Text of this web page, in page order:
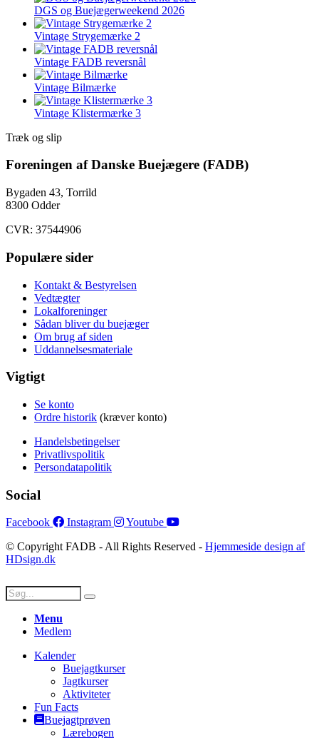
DGS og Buejægerweekend 2026
Vintage Strygemærke 2
Vintage FADB reversnål
Vintage Bilmærke
Vintage Klistermærke 3
Træk og slip
Foreningen af Danske Buejægere (FADB)
Bygaden 43, Torrild
8300 Odder
CVR: 37544906
Populære sider
Kontakt & Bestyrelsen
Vedtægter
Lokalforeninger
Sådan bliver du buejæger
Om brug af siden
Uddannelsesmateriale
Vigtigt
Se konto
Ordre historik (kræver konto)
Handelsbetingelser
Privatlivspolitik
Persondatapolitik
Social
Facebook Instagram
Youtube
© Copyright FADB - All Rights Reserved - Hjemmeside design af
HDsign.dk
Menu
Medlem
Kalender
Buejagtkurser
Jagtkurser
Aktiviteter
Fun Facts
Buejagtprøven
Lærebogen